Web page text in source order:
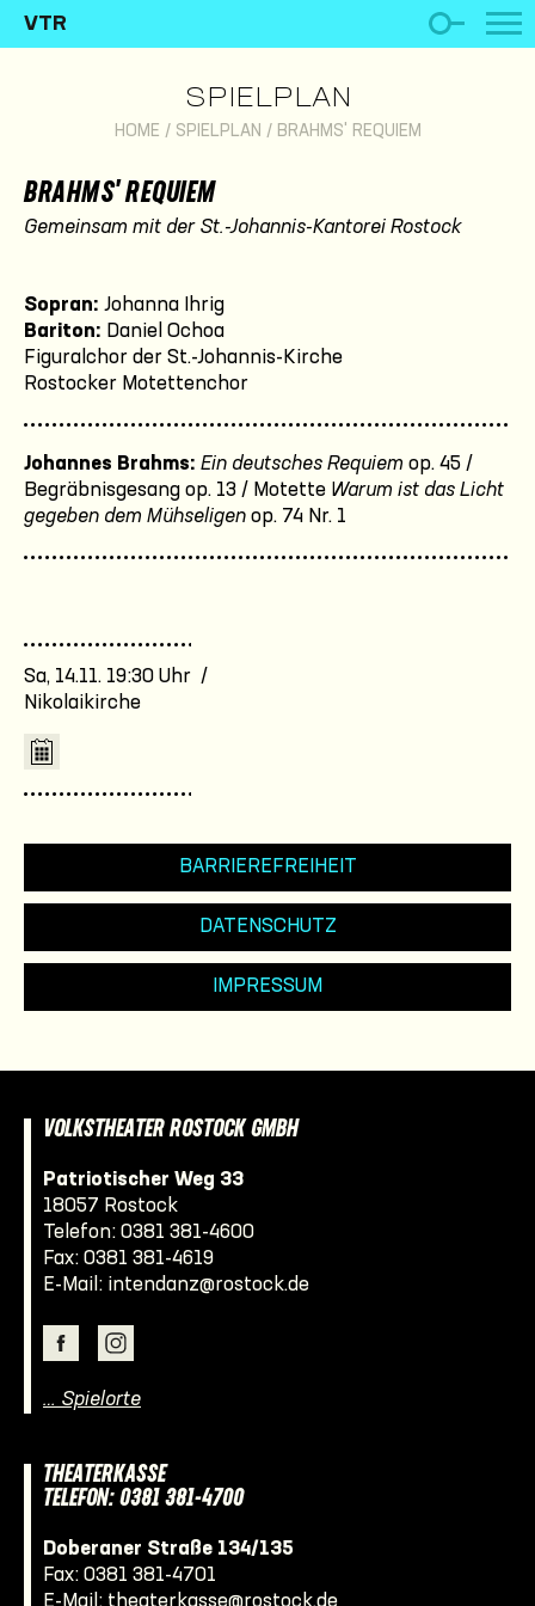
VTR
SPIELPLAN
HOME / SPIELPLAN / BRAHMS' REQUIEM
BRAHMS' REQUIEM
Gemeinsam mit der St.-Johannis-Kantorei Rostock
Sopran: Johanna Ihrig
Bariton: Daniel Ochoa
Figuralchor der St.-Johannis-Kirche
Rostocker Motettenchor
Johannes Brahms: Ein deutsches Requiem op. 45 /
Begräbnisgesang op. 13 / Motette Warum ist das Licht
gegeben dem Mühseligen op. 74 Nr. 1
Sa, 14.11. 19:30 Uhr /
Nikolaikirche
BARRIEREFREIHEIT
DATENSCHUTZ
IMPRESSUM
VOLKSTHEATER ROSTOCK GMBH
Patriotischer Weg 33
18057 Rostock
Telefon: 0381 381-4600
Fax: 0381 381-4619
E-Mail: intendanz@rostock.de
… Spielorte
THEATERKASSE
TELEFON: 0381 381-4700
Doberaner Straße 134/135
Fax: 0381 381-4701
E-Mail: theaterkasse@rostock.de